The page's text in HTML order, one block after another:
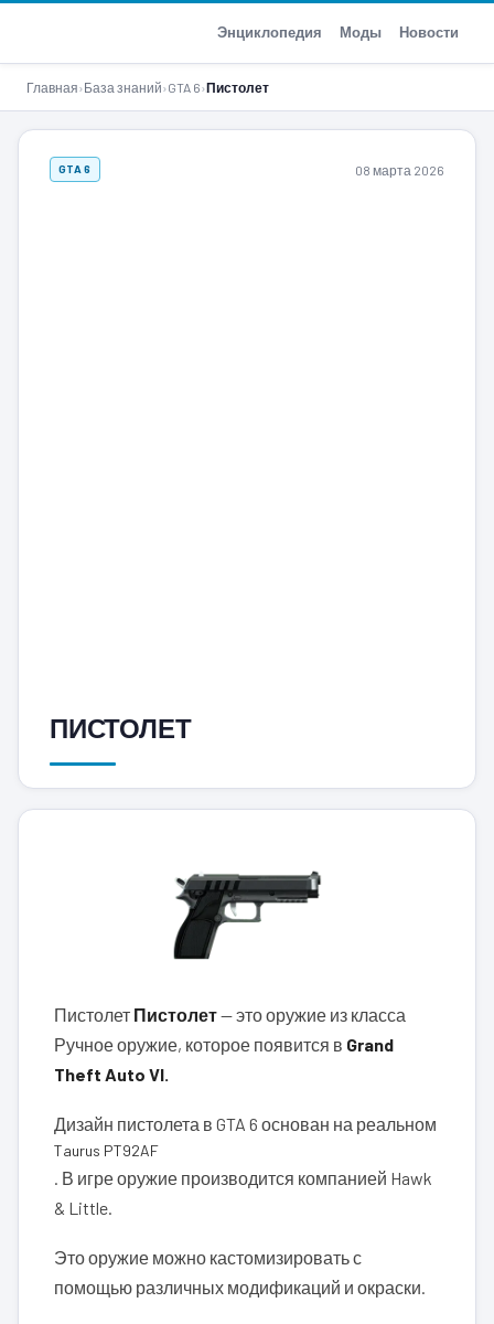
Энциклопедия Моды Новости
Главная›База знаний›GTA 6›Пистолет
GTA 6 08 марта 2026
ПИСТОЛЕТ
Пистолет Пистолет— это оружие из класса
Ручное оружие, которое появится в Grand
Theft Auto VI.
Дизайн пистолета в GTA 6 основан на реальном
Taurus PT92AF
. В игре оружие производится компанией Hawk
& Little.
Это оружие можно кастомизировать с
помощью различных модификаций и окраски.